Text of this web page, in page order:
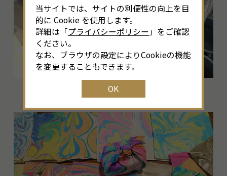
当サイトでは、サイトの利便性の向上を目
的に Cookie を使用します。
詳細は「プライバシーポリシー 」をご確認
ください。
なお、ブラウザの設定によりCookieの機能
を変更することもできます。
OK